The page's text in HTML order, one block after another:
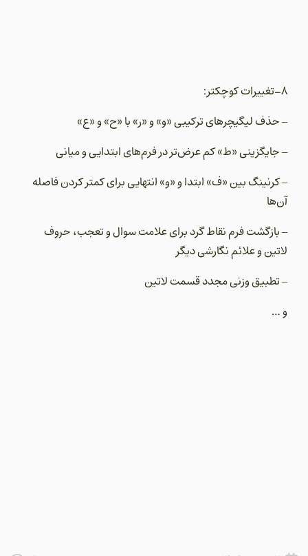
8-تغییرات کوچکتر:
– حذف لیگیچرهای ترکیبی «و» و «ر» با «ح» و «ع»
– جایگزینی «ط» کم عرض‌تر در فرم‌های ابتدایی و میانی
– کرنینگ بین «ف» ابتدا و «و» انتهایی برای کمتر کردن فاصله
آن‌ها
– بازگشت فرم نقاط گرد برای علامت سوال و تعجب، حروف
لاتین و علائم نگارشی دیگر
– تطبیق وزنی مجدد قسمت لاتین
و …